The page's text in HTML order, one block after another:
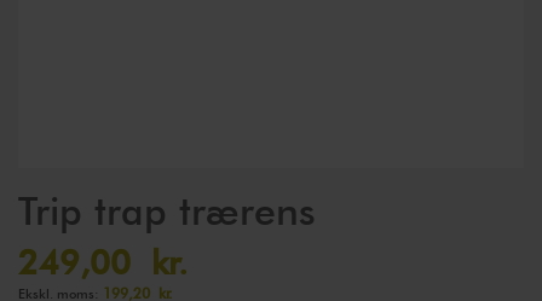
Trip trap trærens
249,00 kr.
199,20 kr.
starten
af